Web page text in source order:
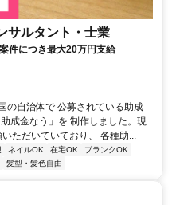
サルタント・士業
件につき最大20万円支給
の自治体で 公募されている助成
成金なう」を 制作しました。現
ただいていており、 各種助...
ネイルOK 在宅OK
ブランクOK
髪型・髪色自由